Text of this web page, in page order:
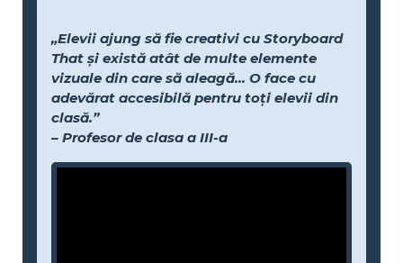
„Elevii ajung să fie creativi cu Storyboard
That și există atât de multe elemente
vizuale din care să aleagă... O face cu
adevărat accesibilă pentru toți elevii din
clasă.”
– Profesor de clasa a III-a